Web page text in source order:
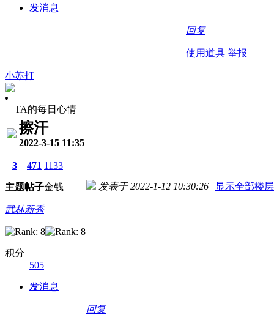
发消息
回复
使用道具 举报
小苏打
TA的每日心情
擦汗
2022-3-15 11:35
3
主题
471
帖子
1133
金钱
武林新秀
积分
505
发消息
发表于 2022-1-12 10:30:26 | 显示全部楼层
回复